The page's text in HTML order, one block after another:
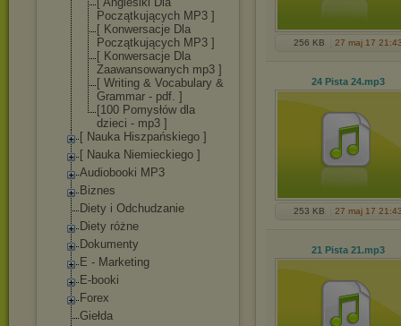
Początkujących MP3 ]
[ Konwersacje Dla
Początkujących MP3 ]
[ Konwersacje Dla
Zaawansowanych mp3 ]
[ Writing & Vocabulary &
Grammar - pdf. ]
[100 Pomysłów dla
dzieci - mp3 ]
[ Nauka Hiszpańskiego ]
[ Nauka Niemieckiego ]
Audiobooki MP3
Biznes
Diety i Odchudzanie
Diety różne
Dokumenty
E - Marketing
E-booki
Forex
Giełda
256 KB 27 maj 17
24 Pista 24.mp3
253 KB 27 maj 17
21 Pista 21.mp3